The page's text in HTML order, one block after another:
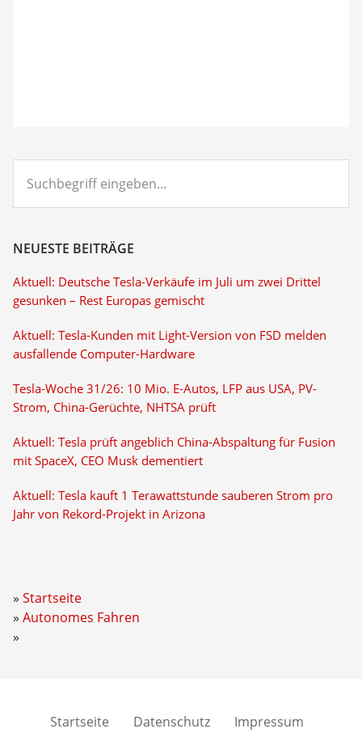
eingeben...
NEUESTE BEITRÄGE
Aktuell: Deutsche Tesla-Verkäufe im Juli um zwei Drittel
gesunken – Rest Europas gemischt
Aktuell: Tesla-Kunden mit Light-Version von FSD melden
ausfallende Computer-Hardware
Tesla-Woche 31/26: 10 Mio. E-Autos, LFP aus USA, PV-
Strom, China-Gerüchte, NHTSA prüft
Aktuell: Tesla prüft angeblich China-Abspaltung für Fusion
mit SpaceX, CEO Musk dementiert
Aktuell: Tesla kauft 1 Terawattstunde sauberen Strom pro
Jahr von Rekord-Projekt in Arizona
Startseite
Autonomes Fahren
Startseite Datenschutz Impressum